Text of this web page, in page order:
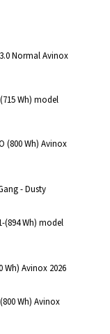
Normal Avinox
Wh) model
(800 Wh) Avinox
- Dusty
(894 Wh) model
Wh) Avinox 2026
Wh) Avinox